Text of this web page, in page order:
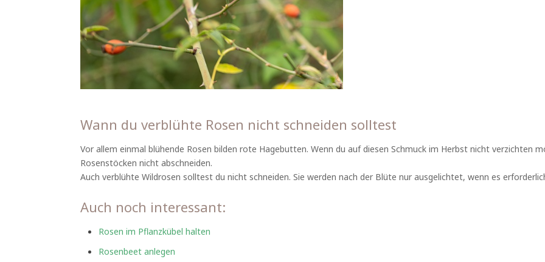
Wann du verblühte Rosen nicht schneiden solltest
Vor allem einmal blühende Rosen bilden rote Hagebutten. Wenn du auf diesen Schmuck im Herbst nicht verzichten
Rosenstöcken nicht abschneiden.
Auch verblühte Wildrosen solltest du nicht schneiden. Sie werden nach der Blüte nur ausgelichtet, wenn es
Auch noch interessant:
Rosen im Pflanzkübel halten
Rosenbeet anlegen